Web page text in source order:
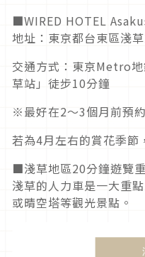
■WIRED HOTEL
地址：東京都台東區淺
交通方式：東京Metro
草站」徒步10分鐘
※最好在2〜3個月前預約
若為4月左右的賞花季節
■淺草地區20分鐘遊覽
淺草的人力車是一大重
或晴空塔等觀光景點。